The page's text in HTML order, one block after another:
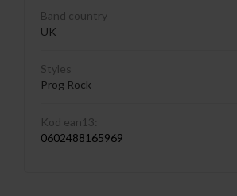
Band country
UK
Styles
Prog Rock
Kod ean13:
0602488165969